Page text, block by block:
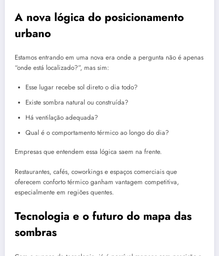
A nova lógica do posicionamento
urbano
Estamos entrando em uma nova era onde a pergunta não é apenas
“onde está localizado?”, mas sim:
Esse lugar recebe sol direto o dia todo?
Existe sombra natural ou construída?
Há ventilação adequada?
Qual é o comportamento térmico ao longo do dia?
Empresas que entendem essa lógica saem na frente.
Restaurantes, cafés, coworkings e espaços comerciais que
oferecem conforto térmico ganham vantagem competitiva,
especialmente em regiões quentes.
Tecnologia e o futuro do mapa das
sombras